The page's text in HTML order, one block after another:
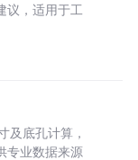
议，适用于工
及底孔计算，
专业数据来源